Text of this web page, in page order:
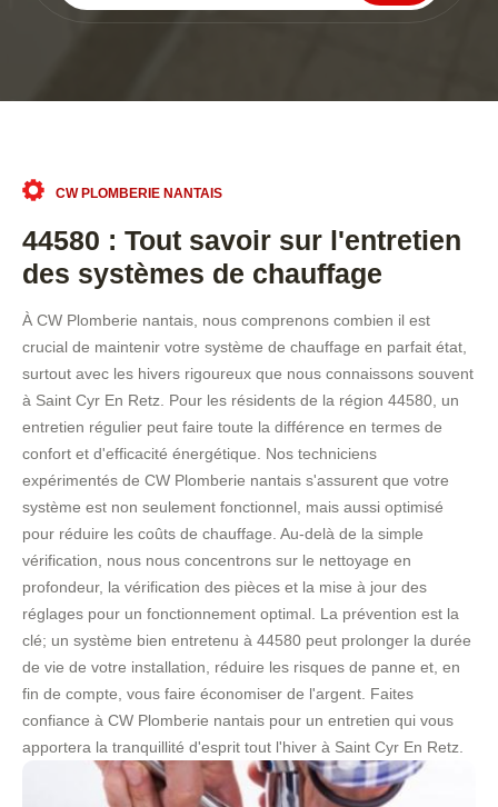
CW PLOMBERIE NANTAIS
44580 : Tout savoir sur l'entretien
des systèmes de chauffage
À CW Plomberie nantais, nous comprenons combien il est
crucial de maintenir votre système de chauffage en parfait état,
surtout avec les hivers rigoureux que nous connaissons souvent
à Saint Cyr En Retz. Pour les résidents de la région 44580, un
entretien régulier peut faire toute la différence en termes de
confort et d'efficacité énergétique. Nos techniciens
expérimentés de CW Plomberie nantais s'assurent que votre
système est non seulement fonctionnel, mais aussi optimisé
pour réduire les coûts de chauffage. Au-delà de la simple
vérification, nous nous concentrons sur le nettoyage en
profondeur, la vérification des pièces et la mise à jour des
réglages pour un fonctionnement optimal. La prévention est la
clé; un système bien entretenu à 44580 peut prolonger la durée
de vie de votre installation, réduire les risques de panne et, en
fin de compte, vous faire économiser de l'argent. Faites
confiance à CW Plomberie nantais pour un entretien qui vous
apportera la tranquillité d'esprit tout l'hiver à Saint Cyr En Retz.